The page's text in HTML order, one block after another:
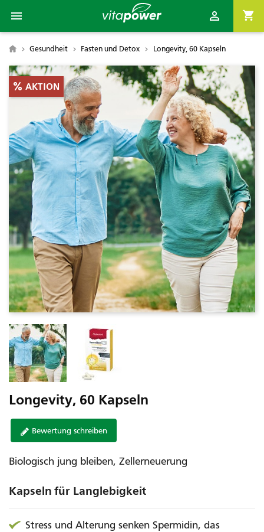
 shopping_cart

Gesundheit Fasten und Detox Longevity, 60 Kapseln
AKTION
Longevity, 60 Kapseln
Bewertung schreiben
Biologisch jung bleiben, Zellerneuerung
Kapseln für Langlebigkeit
Stress und Alterung senken Spermidin, das